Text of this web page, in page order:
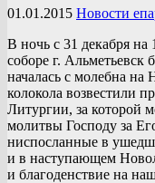
01.01.2015 Новости
В ночь с 31 декабря на
соборе г.
началась с молебна на
колокола возвестили
Литургии, за которой
молитвы Господу за
ниспосланные в
и в наступающем
и благоденствие на